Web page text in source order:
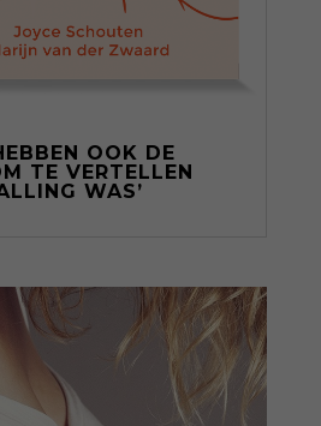
OOK DE
TE VERTELLEN
WAS’